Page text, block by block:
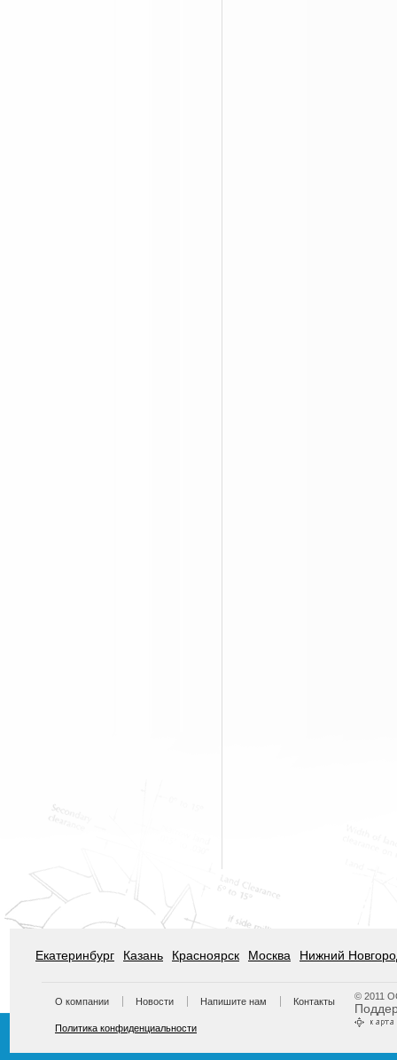
Екатеринбург Казань Красноярск Москва Нижний
О компании Новости Напишите нам Контакты
Политика конфиденциальности
© 2011